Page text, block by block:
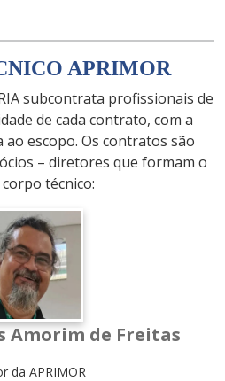
APRIMOR
subcontrata profissionais de
de cada contrato, com a
ao escopo. Os contratos são
– diretores que formam o
técnico:
Amorim de Freitas
da APRIMOR